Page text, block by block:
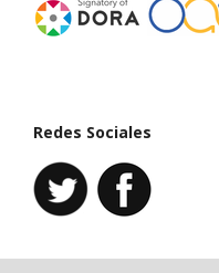
Redes Sociales